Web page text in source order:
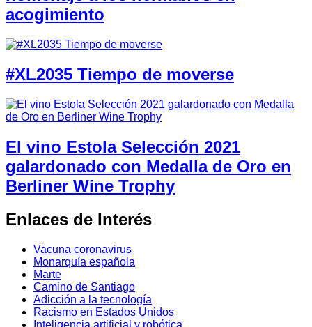
acogimiento
#XL2035 Tiempo de moverse
El vino Estola Selección 2021
galardonado con Medalla de Oro en
Berliner Wine Trophy
Enlaces de Interés
Vacuna coronavirus
Monarquía española
Marte
Camino de Santiago
Adicción a la tecnología
Racismo en Estados Unidos
Inteligencia artificial y robótica